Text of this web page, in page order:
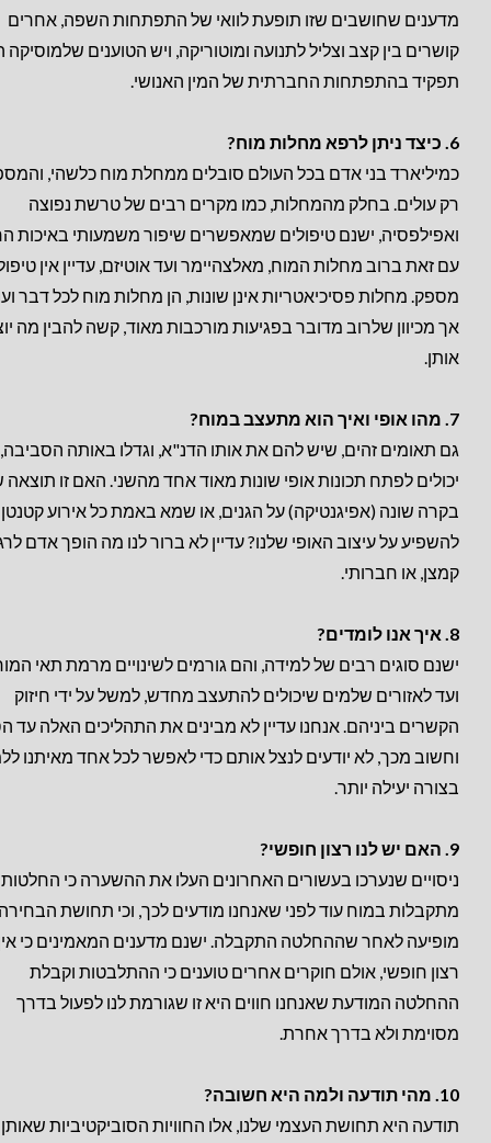
מדענים שחושבים שזו תופעת לוואי של התפתחות השפה, אחרים
קושרים בין קצב וצליל לתנועה ומוטוריקה, ויש הטוענים שלמוסיקה
תפקיד בהתפתחות החברתית של המין האנושי.
6. כיצד ניתן לרפא מחלות מוח?
כמיליארד בני אדם בכל העולם סובלים ממחלת מוח כלשהי,
רק עולים. בחלק מהמחלות, כמו מקרים רבים של טרשת נפוצה
ואפילפסיה, ישנם טיפולים שמאפשרים שיפור משמעותי באיכות
עם זאת ברוב מחלות המוח, מאלצהיימר ועד אוטיזם, עדיין אין
מספק. מחלות פסיכיאטריות אינן שונות, הן מחלות מוח לכל דבר
אך מכיוון שלרוב מדובר בפגיעות מורכבות מאוד, קשה להבין מה
אותן.
7. מהו אופי ואיך הוא מתעצב במוח?
גם תאומים זהים, שיש להם את אותו הדנ"א, וגדלו באותה הסביבה,
יכולים לפתח תכונות אופי שונות מאוד אחד מהשני. האם זו תוצאה
בקרה שונה (אפיגנטיקה) על הגנים, או שמא באמת כל אירוע קטנטן
להשפיע על עיצוב האופי שלנו? עדיין לא ברור לנו מה הופך אדם
קמצן, או חברותי.
8. איך אנו לומדים?
ישנם סוגים רבים של למידה, והם גורמים לשינויים מרמת תאי
ועד לאזורים שלמים שיכולים להתעצב מחדש, למשל על ידי חיזוק
הקשרים ביניהם. אנחנו עדיין לא מבינים את התהליכים האלה עד
וחשוב מכך, לא יודעים לנצל אותם כדי לאפשר לכל אחד מאיתנו
בצורה יעילה יותר.
9. האם יש לנו רצון חופשי?
ניסויים שנערכו בעשורים האחרונים העלו את ההשערה כי החלטות
מתקבלות במוח עוד לפני שאנחנו מודעים לכך, וכי תחושת הבחירה
מופיעה לאחר שההחלטה התקבלה. ישנם מדענים המאמינים כי אין
רצון חופשי, אולם חוקרים אחרים טוענים כי ההתלבטות וקבלת
ההחלטה המודעת שאנחנו חווים היא זו שגורמת לנו לפעול בדרך
מסוימת ולא בדרך אחרת.
10. מהי תודעה ולמה היא חשובה?
תודעה היא תחושת העצמי שלנו, אלו החוויות הסוביקטיביות שאותן